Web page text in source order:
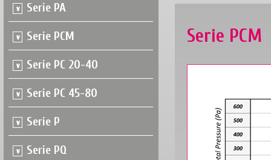
Serie PA
Serie PCM
Serie PC 20-40
Serie PC 45-80
Serie P
Serie PQ
Serie PCM